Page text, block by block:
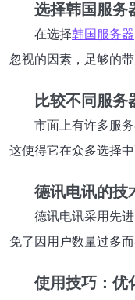
选择韩国服务
在选择韩国服务器
忽视的因素，足够的
比较不同服务
市面上有许多服
这使得它在众多选择
德讯电讯的技
德讯电讯采用先
免了因用户数量过多
使用技巧：优